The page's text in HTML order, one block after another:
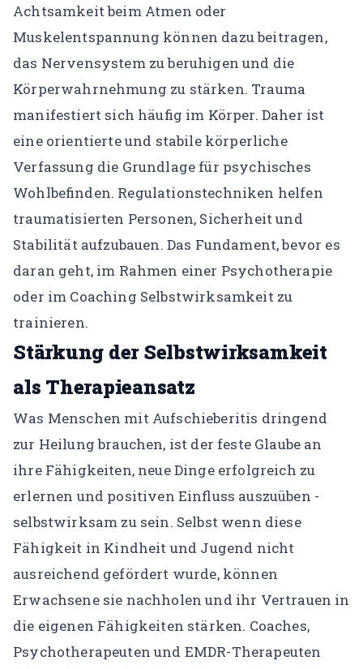
Achtsamkeit beim Atmen oder
Muskelentspannung können dazu beitragen,
das Nervensystem zu beruhigen und die
Körperwahrnehmung zu stärken. Trauma
manifestiert sich häufig im Körper. Daher ist
eine orientierte und stabile körperliche
Verfassung die Grundlage für psychisches
Wohlbefinden. Regulationstechniken helfen
traumatisierten Personen, Sicherheit und
Stabilität aufzubauen. Das Fundament, bevor es
daran geht, im Rahmen einer Psychotherapie
oder im Coaching Selbstwirksamkeit zu
trainieren.
Stärkung der Selbstwirksamkeit
als Therapieansatz
Was Menschen mit Aufschieberitis dringend
zur Heilung brauchen, ist der feste Glaube an
ihre Fähigkeiten, neue Dinge erfolgreich zu
erlernen und positiven Einfluss auszuüben -
selbstwirksam zu sein. Selbst wenn diese
Fähigkeit in Kindheit und Jugend nicht
ausreichend gefördert wurde, können
Erwachsene sie nachholen und ihr Vertrauen in
die eigenen Fähigkeiten stärken. Coaches,
Psychotherapeuten und EMDR-Therapeuten